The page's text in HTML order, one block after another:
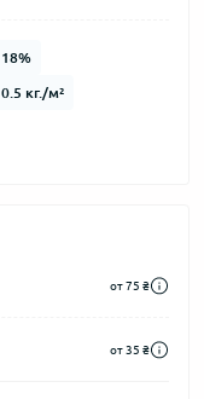
18%
0.5 кг./м²
от 75 ₴
от 35 ₴